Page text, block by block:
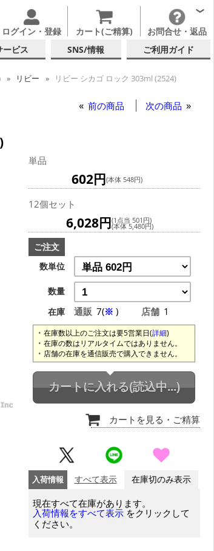
ログイン・登録 カート(ご精算) お問合せ・返品
ービス SNS/情報 ご利用ガイド
リビー
リビー シカゴ ロック 303ml (2524)
前の商品 次の商品
単品
602円(本体 548円)
12個セット
6,028円(1点当 501円)
(本体 5,480円)
ご注文
数単位
数量
在庫
通販 7(※ ) 店舗 1
在庫数以上のご注文は要5営業日(詳細)
在庫の数はリアルタイムではありません。
店舗の在庫を通信販売で購入できません。
カートに入れる(読込中...)
カートを見る ・ご精算
入荷情報 すべて表示 在庫切のみ表示
現在すべて在庫があります。
入荷情報をすべて表示 をクリックして
ください。